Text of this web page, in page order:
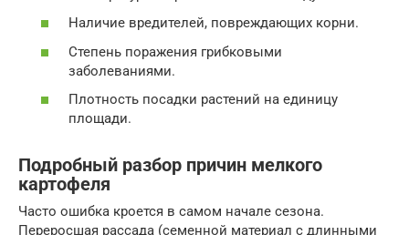
Наличие вредителей, повреждающих корни.
Степень поражения грибковыми
заболеваниями.
Плотность посадки растений на единицу
площади.
Подробный разбор причин мелкого
картофеля
Часто ошибка кроется в самом начале сезона.
Переросшая рассада (семенной материал с длинными